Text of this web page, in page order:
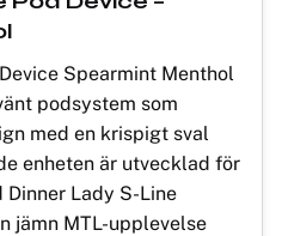
Spearmint Menthol
podsystem som
med en krispigt sval
enheten är utvecklad för
Lady S-Line
jämn MTL-upplevelse